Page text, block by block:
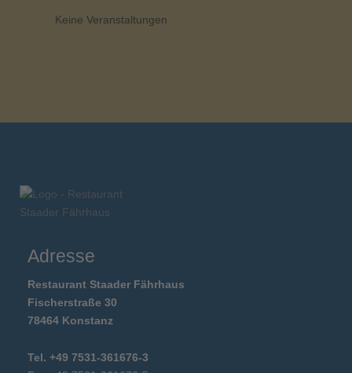
Keine Veranstaltungen
Adresse
Restaurant Staader Fährhaus
Fischerstraße 30
78464 Konstanz
Tel. +49 7531-361676-3